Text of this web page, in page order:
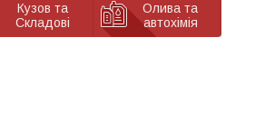
Кузов та
Складові
Олива та
автохімія